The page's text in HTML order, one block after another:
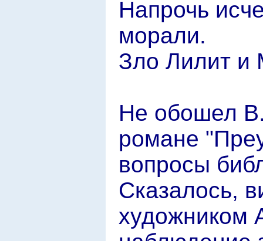
Напрочь
морали.
Зло Лилит и
Не обошел
романе
вопросы
Сказалось,
художником